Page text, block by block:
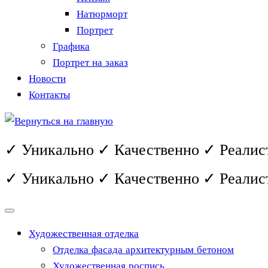
Натюрморт
Портрет
Графика
Портрет на заказ
Новости
Контакты
✓ Уникально ✓ Качественно ✓
✓ Уникально ✓ Качественно ✓
Художественная отделка
Отделка фасада архитектурным бетоном